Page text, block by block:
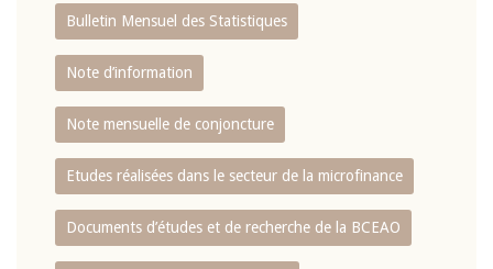
Bulletin Mensuel des Statistiques
Note d’information
Note mensuelle de conjoncture
Etudes réalisées dans le secteur de la microfinance
Documents d’études et de recherche de la BCEAO